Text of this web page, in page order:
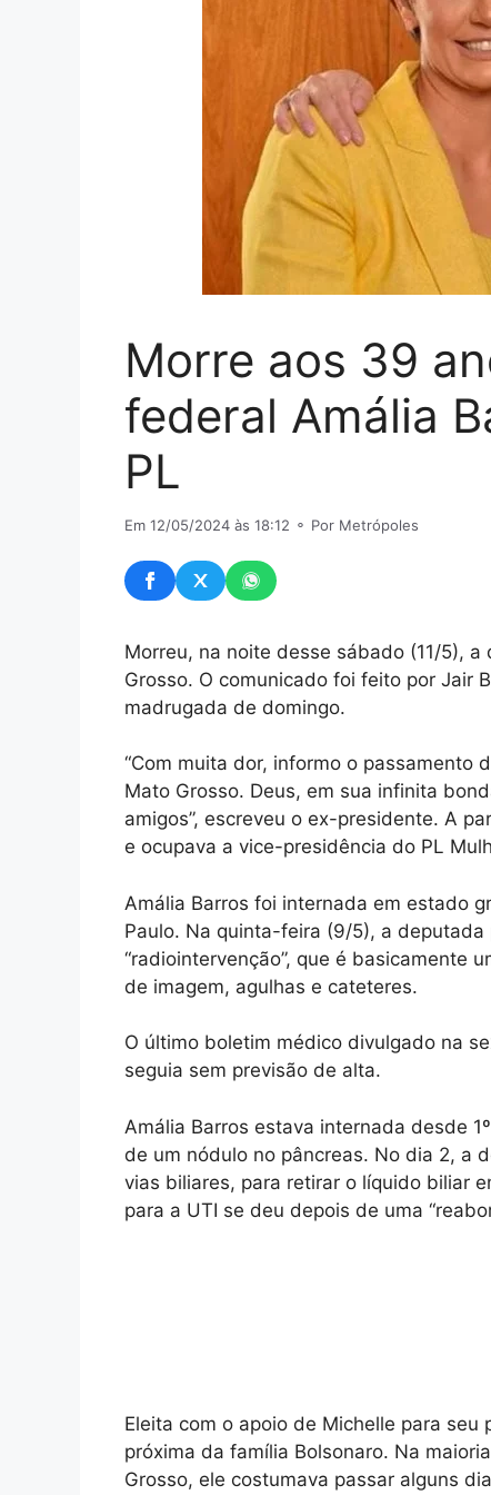
Morre aos 39
federal Amália
PL
Em 12/05/2024 às 18:12 ⚬ Por Metrópoles
Morreu, na noite desse sábado (11/5),
Grosso. O comunicado foi feito por Jair
madrugada de domingo.
“Com muita dor, informo o passamento
Mato Grosso. Deus, em sua infinita
amigos”, escreveu o ex-presidente. A
e ocupava a vice-presidência do PL
Amália Barros foi internada em estado
Paulo. Na quinta-feira (9/5), a
“radiointervenção”, que é basicamente
de imagem, agulhas e cateteres.
O último boletim médico divulgado na
seguia sem previsão de alta.
Amália Barros estava internada desde
de um nódulo no pâncreas. No dia 2, a
vias biliares, para retirar o líquido biliar
para a UTI se deu depois de uma
Eleita com o apoio de Michelle para
próxima da família Bolsonaro. Na
Grosso, ele costumava passar alguns